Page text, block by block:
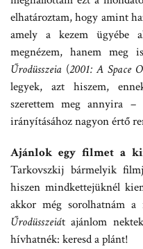
elhatároztam, hogy amint
amely a kezem ügyébe
megnézem, hanem
Űrodüsszeia (2001: A Space
legyek, azt hiszem,
szerettem meg annyira
irányításához nagyon értő
Ajánlok egy filmet a
Tarkovszkij bármelyik
hiszen mindkettejüknél
akkor még sorolhatnám
Űrodüsszeiát ajánlom
hívhatnék: keresd a plánt!